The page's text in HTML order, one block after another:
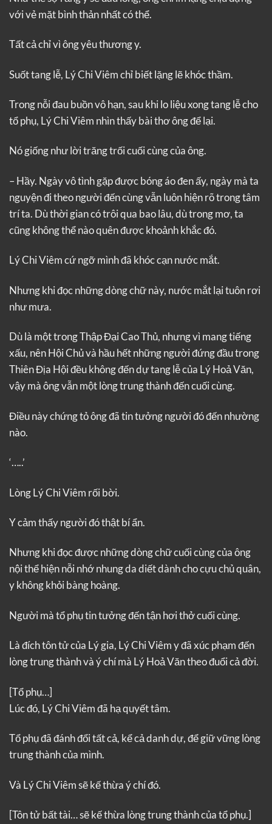
với vẻ mặt bình thản nhất có thể.
Tất cả chỉ vì ông yêu thương y.
Suốt tang lễ, Lý Chi Viêm chỉ biết lặng lẽ khóc thầm.
Trong nỗi đau buồn vô hạn, sau khi lo liệu xong tang lễ cho
tổ phụ, Lý Chi Viêm nhìn thấy bài thơ ông để lại.
Nó giống như lời trăng trối cuối cùng của ông.
– Hầy. Ngày vô tình gặp được bóng áo đen ấy, ngày mà ta
nguyện đi theo người đến cùng vẫn luôn hiện rõ trong tâm
trí ta. Dù thời gian có trôi qua bao lâu, dù trong mơ, ta
cũng không thể nào quên được khoảnh khắc đó.
Lý Chi Viêm cứ ngỡ mình đã khóc cạn nước mắt.
Nhưng khi đọc những dòng chữ này, nước mắt lại tuôn rơi
như mưa.
Dù là một trong Thập Đại Cao Thủ, nhưng vì mang tiếng
xấu, nên Hội Chủ và hầu hết những người đứng đầu trong
Thiên Địa Hội đều không đến dự tang lễ của Lý Hoả Văn,
vậy mà ông vẫn một lòng trung thành đến cuối cùng.
Điều này chứng tỏ ông đã tin tưởng người đó đến nhường
nào.
‘…..’
Lòng Lý Chi Viêm rối bời.
Y cảm thấy người đó thật bí ẩn.
Nhưng khi đọc được những dòng chữ cuối cùng của ông
nội thể hiện nỗi nhớ nhung da diết dành cho cựu chủ quân,
y không khỏi bàng hoàng.
Người mà tổ phụ tin tưởng đến tận hơi thở cuối cùng.
Là đích tôn tử của Lý gia, Lý Chi Viêm y đã xúc phạm đến
lòng trung thành và ý chí mà Lý Hoả Văn theo đuổi cả đời.
[Tổ phụ…]
Lúc đó, Lý Chi Viêm đã hạ quyết tâm.
Tổ phụ đã đánh đổi tất cả, kể cả danh dự, để giữ vững lòng
trung thành của mình.
Và Lý Chi Viêm sẽ kế thừa ý chí đó.
[Tôn tử bất tài… sẽ kế thừa lòng trung thành của tổ phụ.]